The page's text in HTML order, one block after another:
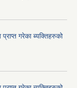
गरेका ब्यक्तिहरुको